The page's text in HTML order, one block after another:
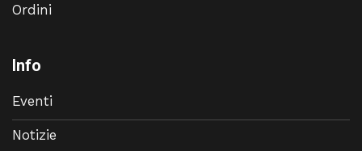
Ordini
Info
Eventi
Notizie